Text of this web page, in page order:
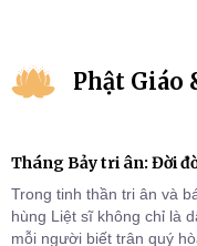
Phật Giáo
Tháng Bảy tri ân: Đời
Trong tinh thần tri ân và
hùng Liệt sĩ không chỉ là
mỗi người biết trân quý